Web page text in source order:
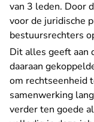
van 3 leden. Door
voor de juridische
bestuursrechters
Dit alles geeft aan
daaraan
om rechtseenheid
samenwerking
verder ten goede